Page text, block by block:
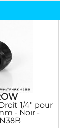
1/4" pour
- Noir -